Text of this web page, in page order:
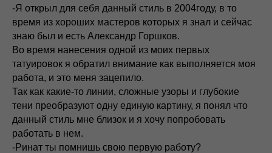
-Я открыл для себя данный стиль в 2004году, в то
время из хороших мастеров которых я знал и сейчас
знаю был и есть Александр Горшков.
Во время нанесения одной из моих первых
татуировок я обратил внимание как выполняется моя
работа, и это меня зацепило.
Так как какие-то линии, сложные узоры и глубокие
тени преобразуют одну единую картину, я понял что
данный стиль мне близок и я хочу попробовать
работать в нем.
-Ринат ты помнишь свою первую работу?